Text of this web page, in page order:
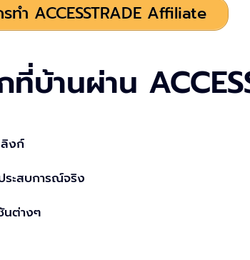
ทำ ACCESSTRADE Affiliate
บ้านผ่าน
งก์
ระสบการณ์จริง
นต่างๆ